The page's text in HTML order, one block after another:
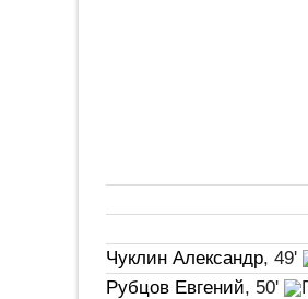
Чуклин Александр, 49'
Рубцов Евгений, 50'